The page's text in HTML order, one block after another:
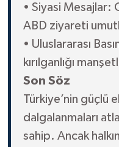
• Siyasi Mesajlar:
ABD ziyareti
• Uluslararası
kırılganlığı
Son Söz
Türkiye’nin güçlü
dalgalanmaları
sahip. Ancak